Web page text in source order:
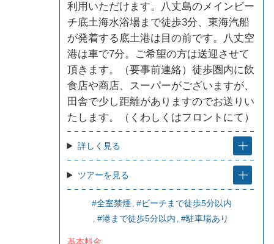
利用いただけます。八丈島のメインビー
チ底土海水浴場まで徒歩3分、東海汽船
が発着する底土港は目の前です。八丈空
港は車で7分。ご希望の方は送迎させて
頂きます。（要事前連絡）徒歩圏内に飲
食店や商店、スーパーがございますが、
田舎で少し距離がありますのでお送りい
たします。（くわしくはフロントにて）
詳しく見る
ツアーを見る
#全室禁煙 #ビーチまで徒歩5分以内
#港まで徒歩5分以内
#駐車場あり
基本料金